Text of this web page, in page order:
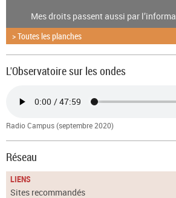
Mes droits passent aussi par
> Toutes les planches
L'Observatoire sur les ondes
Radio Campus (septembre 2020)
Réseau
LIENS
Sites recommandés